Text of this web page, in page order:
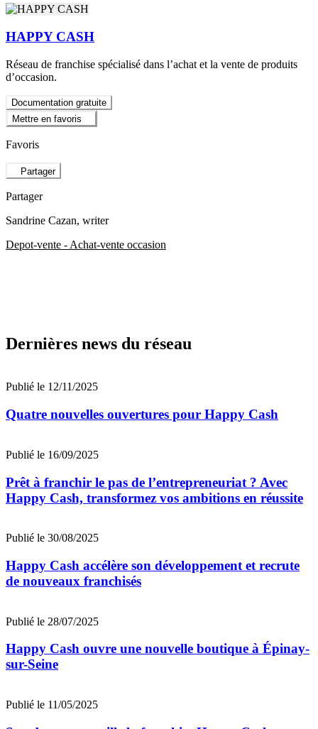
HAPPY CASH
Réseau de franchise spécialisé dans l’achat et la vente de produits
d’occasion.
Documentation gratuite
Mettre en favoris
Favoris
Partager
Partager
Sandrine Cazan, writer
Depot-vente - Achat-vente occasion
Dernières news du réseau
Publié le 12/11/2025
Quatre nouvelles ouvertures pour Happy Cash
Publié le 16/09/2025
Prêt à franchir le pas de l’entrepreneuriat ? Avec
Happy Cash, transformez vos ambitions en réussite
Publié le 30/08/2025
Happy Cash accélère son développement et recrute
de nouveaux franchisés
Publié le 28/07/2025
Happy Cash ouvre une nouvelle boutique à Épinay-
sur-Seine
Publié le 11/05/2025